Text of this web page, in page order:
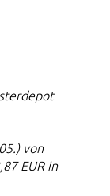
von
EUR in